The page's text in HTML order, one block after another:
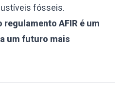
fósseis.
regulamento AFIR é um
um futuro mais